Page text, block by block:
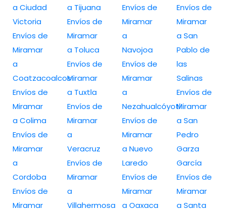
a Ciudad
Victoria
Envíos de
Miramar
a
Coatzacoalcos
Envíos de
Miramar
a Colima
Envíos de
Miramar
a
Cordoba
Envíos de
Miramar
a Tijuana
Envíos de
Miramar
a Toluca
Envíos de
Miramar
a Tuxtla
Envíos de
Miramar
a
Veracruz
Envíos de
Miramar
a
Villahermosa
Envíos de
Miramar
a
Navojoa
Envíos de
Miramar
a
Nezahualcóyotl
Envíos de
Miramar
a Nuevo
Laredo
Envíos de
Miramar
a Oaxaca
Envíos de
Miramar
a San
Pablo de
las
Salinas
Envíos de
Miramar
a San
Pedro
Garza
García
Envíos de
Miramar
a Santa